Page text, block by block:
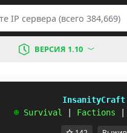
ВЕРСИЯ 1.10
InsanityCraft
☻ Survival Factions